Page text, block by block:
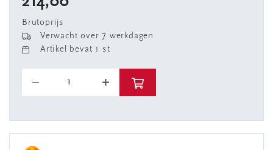
Brutoprijs
Verwacht over 7 werkdagen
Artikel bevat 1 st